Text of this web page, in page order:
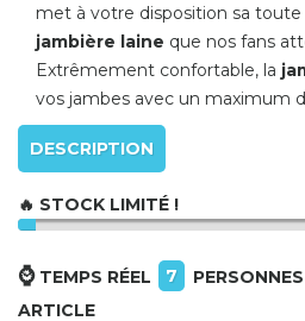
met à votre disposition sa
jambiè re laine que nos fans
Extrêmement confortable, la
vos jambes avec un maximum
DESCRIPTION
🔥 STOCK LIMITÉ !
⌚TEMPS RÉEL 7
ARTICLE